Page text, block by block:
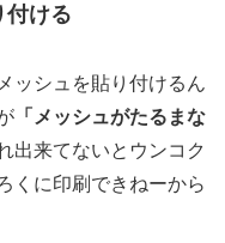
ける
ッシュを貼り付けるん
「メッシュがたるまな
来てないとウンコク
くに印刷できねーから